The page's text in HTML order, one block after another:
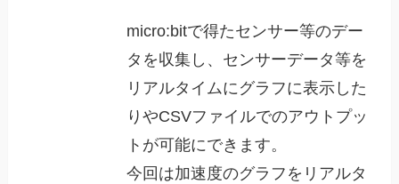
micro:bitで得たセンサー等のデー
タを収集し、センサーデータ等を
リアルタイムにグラフに表示した
りやCSVファイルでのアウトプッ
トが可能にできます。
今回は加速度のグラフをリアルタ